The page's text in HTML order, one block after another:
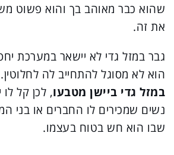
שהוא כבר מאוהב בך והוא פשוט
את זה.
גבר במזל גדי לא יישאר במערכת
הוא לא מסוגל להתחייב לה לחלוטין.
במזל גדי ביישן מטבעו, לכן קל
נשים שמכירים לו החברים או בני
שבו הוא חש בטוח בעצמו.